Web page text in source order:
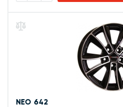
NEO 642